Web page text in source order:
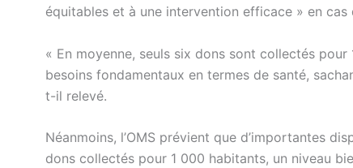
équitables et à une intervention efficace » en cas
« En moyenne, seuls six dons sont collectés
besoins fondamentaux en termes de santé,
t-il relevé.
Néanmoins, l’OMS prévient que d’importantes
dons collectés pour 1 000 habitants, un niveau